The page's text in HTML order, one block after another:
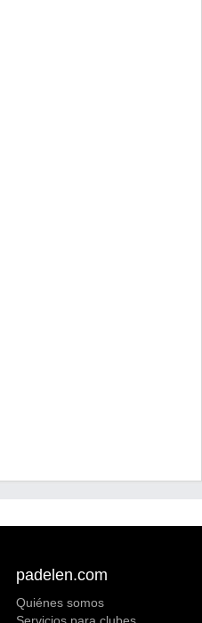
padelen.com
Quiénes somos